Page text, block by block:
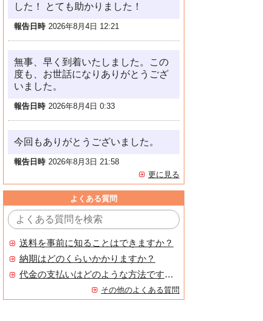
した！ とても助かりました！
報告日時 2026年8月4日 12:21
無事、早く到着いたしました。この
度も、お世話になりありがとうござ
いました。
報告日時 2026年8月4日 0:33
今回もありがとうございました。
報告日時 2026年8月3日 21:58
更に見る
よくある質問
送料を事前に知ることはできますか？
納期はどのくらいかかりますか？
代金の支払いはどのような方法ですか？
その他のよくある質問